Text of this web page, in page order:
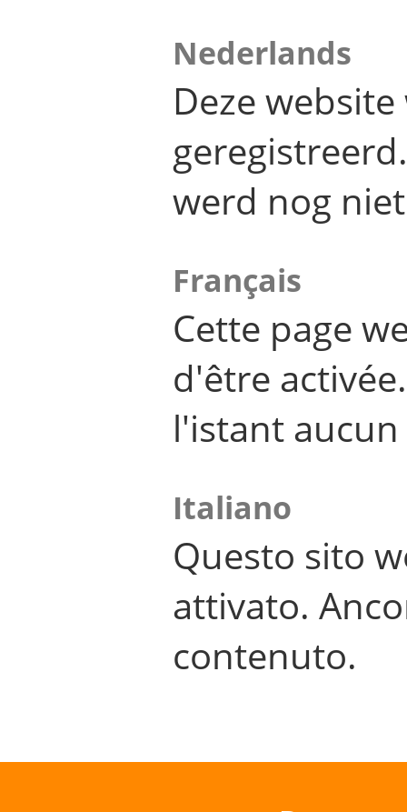
Nederlands
Deze
werd nog
Français
Cette page
d'être
l'istant
Italiano
Questo sito
attivato.
contenuto.